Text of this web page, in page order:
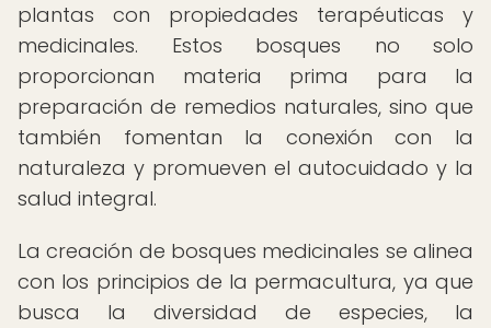
plantas con propiedades terapéuticas y
medicinales. Estos bosques no solo
proporcionan materia prima para la
preparación de remedios naturales, sino que
también fomentan la conexión con la
naturaleza y promueven el autocuidado y la
salud integral.
La creación de bosques medicinales se alinea
con los principios de la permacultura, ya que
busca la diversidad de especies, la